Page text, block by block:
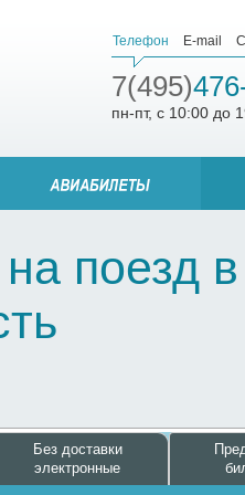
Телефон E-mail
7(495)
пн-пт, с 10:00 до
поезд
Без доставки
электронные